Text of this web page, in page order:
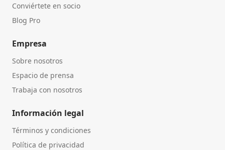
Conviértete en socio
Blog Pro
Empresa
Sobre nosotros
Espacio de prensa
Trabaja con nosotros
Información legal
Términos y condiciones
Política de privacidad